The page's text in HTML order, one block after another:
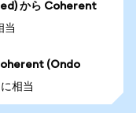
から Coherent
当
(Ondo
相当